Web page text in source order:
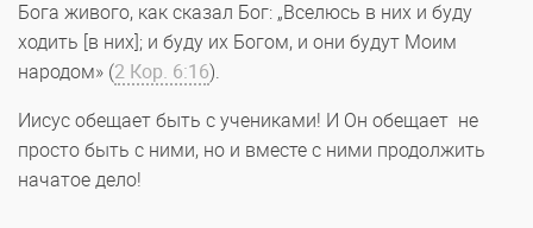
Бога живого, как сказал Бог: „Вселюсь в них и буду
ходить [в них]; и буду их Богом, и они будут Моим
народом» (2 Кор. 6:16).
Иисус обещает быть с учениками! И Он обещает не
просто быть с ними, но и вместе с ними продолжить
начатое дело!